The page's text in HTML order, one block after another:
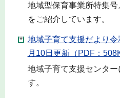
地域型保育事業所特集
をご紹介しています。
地域子育て支援だより
月10日更新（PDF：
地域子育て支援センタ
す。